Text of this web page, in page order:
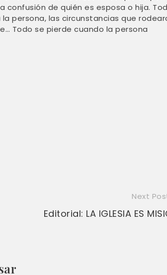
confusión de quién es esposa o hija.
persona, las circunstancias que
Todo se pierde cuando la persona
Next
Editorial: LA IGLESIA ES